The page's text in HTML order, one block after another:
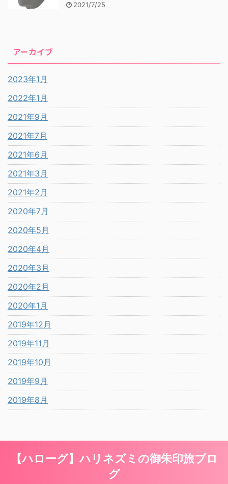
2021/7/25
アーカイブ
2023年1月
2022年1月
2021年9月
2021年7月
2021年6月
2021年3月
2021年2月
2020年7月
2020年5月
2020年4月
2020年3月
2020年2月
2020年1月
2019年12月
2019年11月
2019年10月
2019年9月
2019年8月
【ハローグ】ハリネズミの御朱印旅ブロ
グ